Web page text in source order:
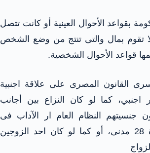
بقواعد الأحوال العينية أو كانت تتصل
لا تقوم بمال والتى تنتج من وضع الشخص
قواعد الأحوال الشخصية.
القانون المصرى على علاقة اجنبية
كما لو كان النزاع بين أجانب
جنسيتهم النظام العام ار الآداب فى
مصر، تطبيقا للمادة 28 مدنى، أو كما لو كان احد الزوجين